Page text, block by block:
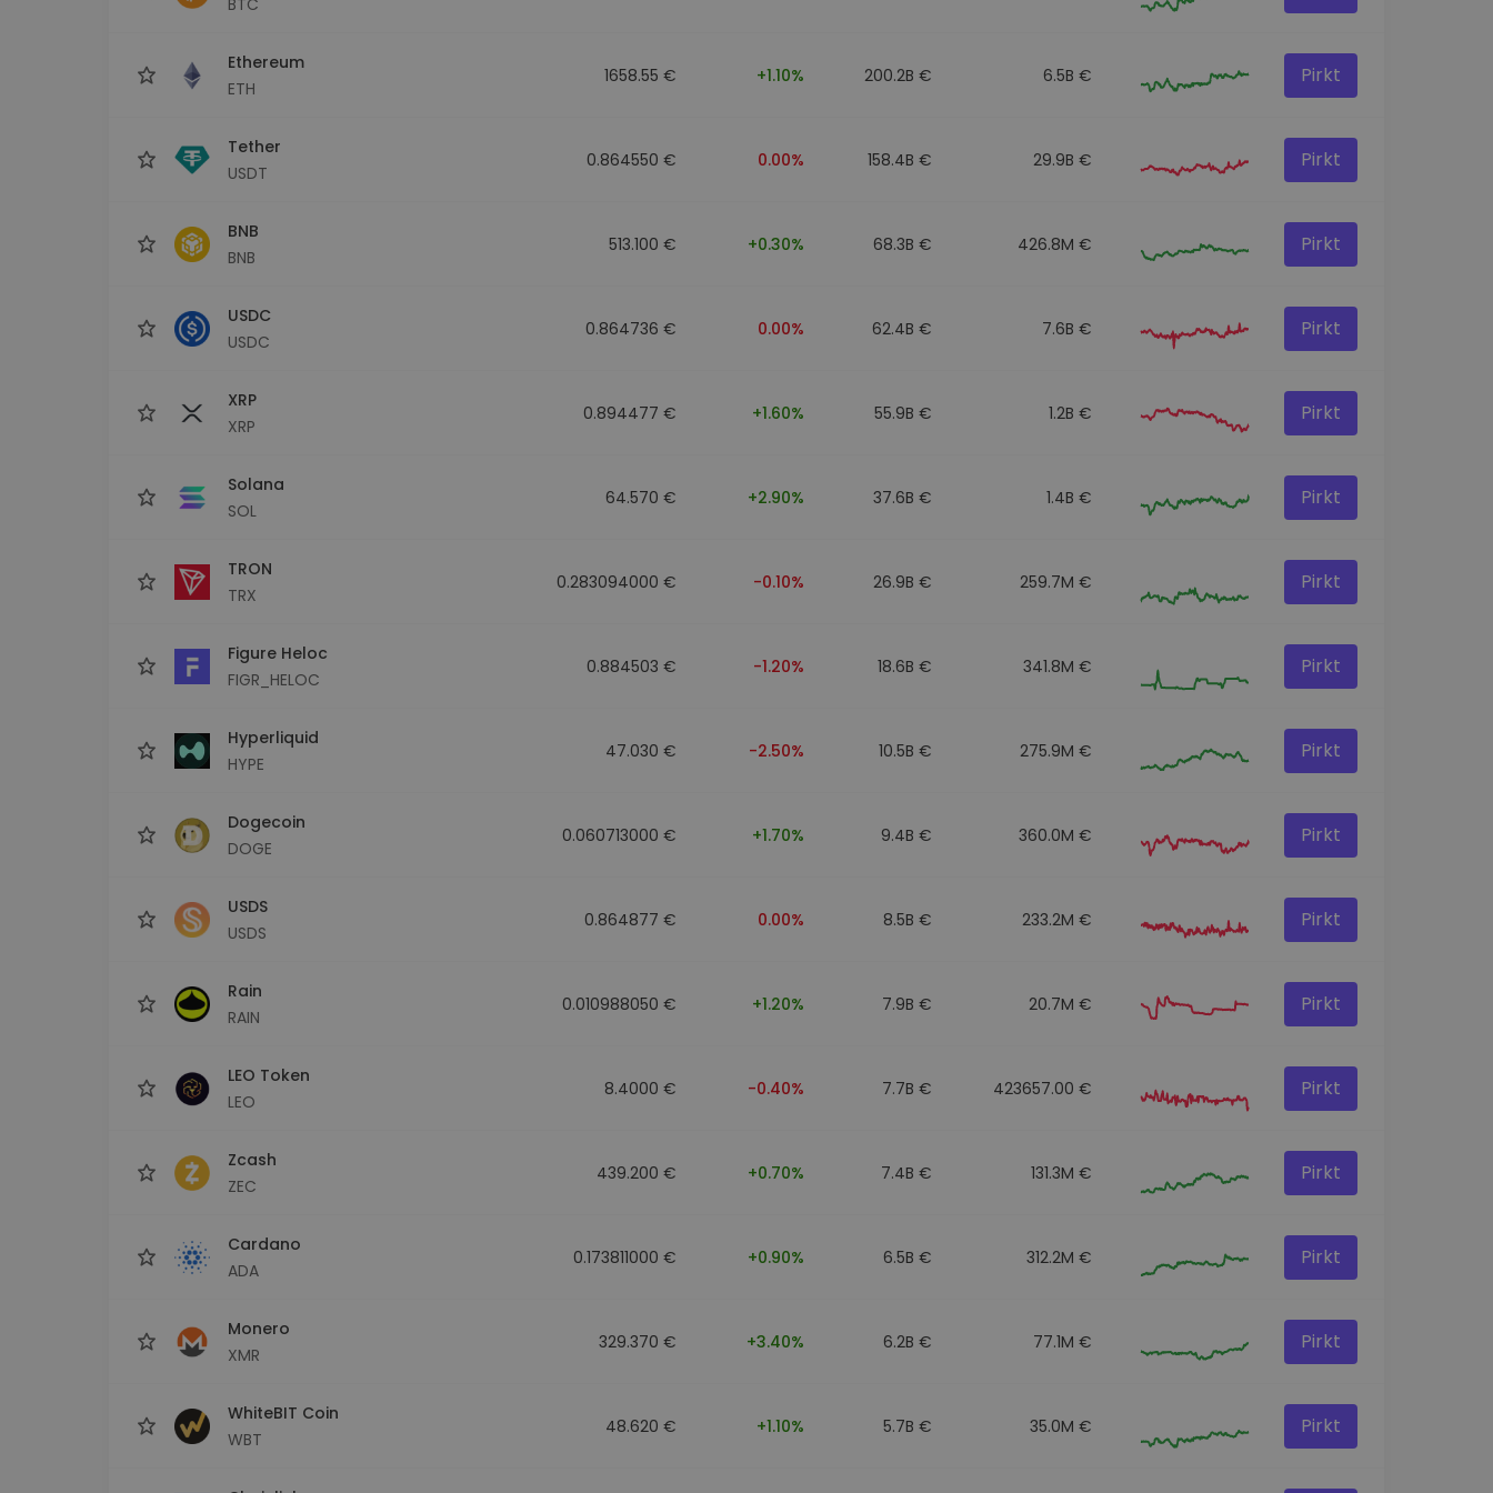
Ethereum
ETH
1658.55 € +1.10% 200.2B € 6.5B € Pirkt
Tether
USDT
0.864550 € 0.00% 158.4B € 29.9B € Pirkt
BNB
BNB
513.100 € +0.30% 68.3B € 426.8M € Pirkt
USDC
USDC
0.864736 € 0.00% 62.4B € 7.6B € Pirkt
XRP
XRP
0.894477 € +1.60% 55.9B € 1.2B € Pirkt
Solana
SOL
64.570 € +2.90% 37.6B € 1.4B € Pirkt
TRON
TRX
0.283094000 € -0.10% 26.9B € 259.7M € Pirkt
Figure Heloc
FIGR_HELOC
0.884503 € -1.20% 18.6B € 341.8M € Pirkt
Hyperliquid
HYPE
47.030 € -2.50% 10.5B € 275.9M € Pirkt
Dogecoin
DOGE
0.060713000 € +1.70% 9.4B € 360.0M € Pirkt
USDS
USDS
0.864877 € 0.00% 8.5B € 233.2M € Pirkt
Rain
RAIN
0.010988050 € +1.20% 7.9B € 20.7M € Pirkt
LEO Token
LEO
8.4000 € -0.40% 7.7B € 423657.00 € Pirkt
Zcash
ZEC
439.200 € +0.70% 7.4B € 131.3M € Pirkt
Cardano
ADA
0.173811000 € +0.90% 6.5B € 312.2M € Pirkt
Monero
XMR
329.370 € +3.40% 6.2B € 77.1M € Pirkt
WhiteBIT Coin
WBT
48.620 € +1.10% 5.7B € 35.0M € Pirkt